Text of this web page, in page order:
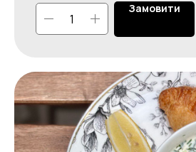
Замовити
Наш Instagram